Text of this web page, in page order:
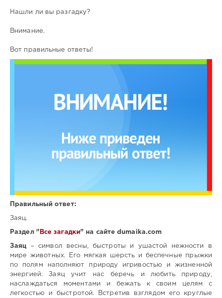
Нашли ли вы разгадку?
Внимание.
Вот правильные ответы!
Правильный ответ:
Заяц.
Раздел " Все загадки" на сайте dumaika.com
Заяц – символ весны, быстроты и ушастой нежности в
мире животных. Его мягкая шерсть и беспечные прыжки
по полям наполняют природу игривостью и жизненной
энергией. Заяц учит нас беречь и любить природу,
наслаждаться моментами и бежать к своим целям с
легкостью и быстротой. Встретив взглядом его круглые